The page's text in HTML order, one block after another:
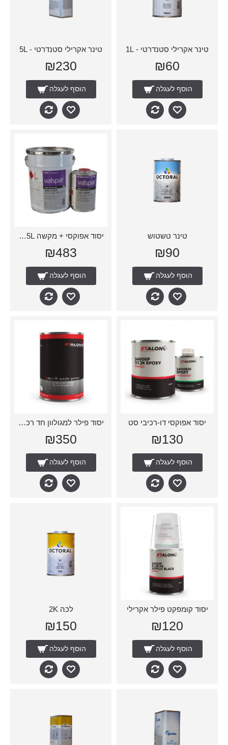
טינר אקרילי סטנדרטי - 1L
₪60
הוסף לעגלה
טינר אקרילי סטנדרטי - 5L
₪230
הוסף לעגלה
טינר טשטוש
₪90
הוסף לעגלה
יסוד אפוקסי + מקשה 5L+2.5L
₪483
הוסף לעגלה
יסוד אפוקסי דו-רכיבי סט
₪130
הוסף לעגלה
יסוד פילר למגולוון חד רכיבי
₪350
הוסף לעגלה
יסוד קומפקט פילר אקרילי
₪120
הוסף לעגלה
לכה 2K
₪150
הוסף לעגלה